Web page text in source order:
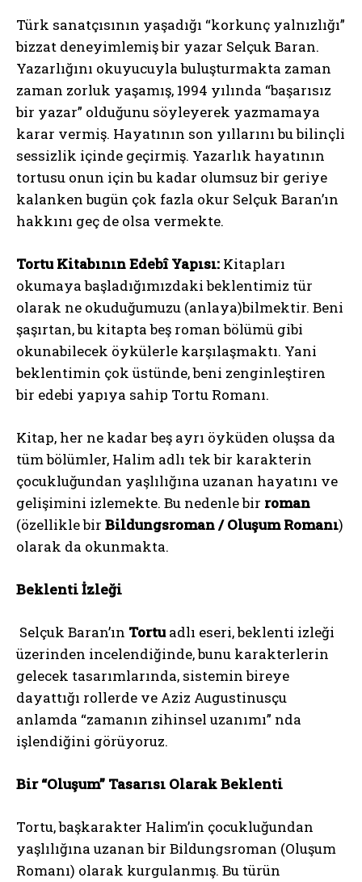
Türk sanatçısının yaşadığı “korkunç yalnızlığı”
bizzat deneyimlemiş bir yazar Selçuk Baran.
Yazarlığını okuyucuyla buluşturmakta zaman
zaman zorluk yaşamış, 1994 yılında “başarısız
bir yazar” olduğunu söyleyerek yazmamaya
karar vermiş. Hayatının son yıllarını bu bilinçli
sessizlik içinde geçirmiş. Yazarlık hayatının
tortusu onun için bu kadar olumsuz bir geriye
kalanken bugün çok fazla okur Selçuk Baran’ın
hakkını geç de olsa vermekte.
Tortu Kitabının Edebî Yapısı: Kitapları
okumaya başladığımızdaki beklentimiz tür
olarak ne okuduğumuzu (anlaya)bilmektir. Beni
şaşırtan, bu kitapta beş roman bölümü gibi
okunabilecek öykülerle karşılaşmaktı. Yani
beklentimin çok üstünde, beni zenginleştiren
bir edebi yapıya sahip Tortu Romanı.
Kitap, her ne kadar beş ayrı öyküden oluşsa da
tüm bölümler, Halim adlı tek bir karakterin
çocukluğundan yaşlılığına uzanan hayatını ve
gelişimini izlemekte. Bu nedenle bir roman
(özellikle bir Bildungsroman / Oluşum Romanı)
olarak da okunmakta.
Beklenti İzleği
Selçuk Baran’ın Tortuadlı eseri, beklenti izleği
üzerinden incelendiğinde, bunu karakterlerin
gelecek tasarımlarında, sistemin bireye
dayattığı rollerde ve Aziz Augustinusçu
anlamda “zamanın zihinsel uzanımı” nda
işlendiğini görüyoruz.
Bir “Oluşum” Tasarısı Olarak Beklenti
Tortu, başkarakter Halim’in çocukluğundan
yaşlılığına uzanan bir Bildungsroman (Oluşum
Romanı) olarak kurgulanmış. Bu türün